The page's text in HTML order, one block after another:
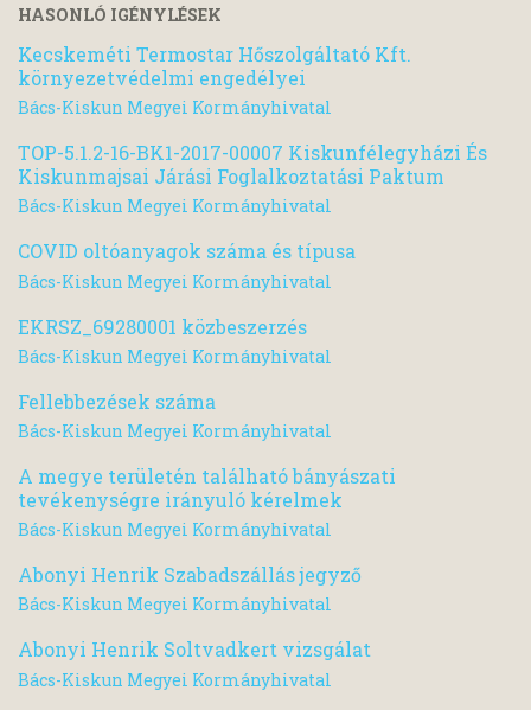
HASONLÓ IGÉNYLÉSEK
Kecskeméti Termostar Hőszolgáltató Kft.
környezetvédelmi engedélyei
Bács-Kiskun Megyei Kormányhivatal
TOP-5.1.2-16-BK1-2017-00007 Kiskunfélegyházi És
Kiskunmajsai Járási Foglalkoztatási Paktum
Bács-Kiskun Megyei Kormányhivatal
COVID oltóanyagok száma és típusa
Bács-Kiskun Megyei Kormányhivatal
EKRSZ_69280001 közbeszerzés
Bács-Kiskun Megyei Kormányhivatal
Fellebbezések száma
Bács-Kiskun Megyei Kormányhivatal
A megye területén található bányászati
tevékenységre irányuló kérelmek
Bács-Kiskun Megyei Kormányhivatal
Abonyi Henrik Szabadszállás jegyző
Bács-Kiskun Megyei Kormányhivatal
Abonyi Henrik Soltvadkert vizsgálat
Bács-Kiskun Megyei Kormányhivatal